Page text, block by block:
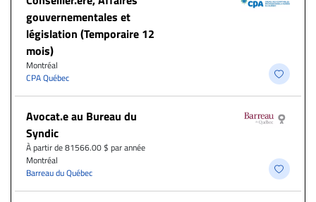
gouvernementales et
législation (Temporaire 12
mois)
Montréal
CPA Québec
Avocat.e au Bureau du
Syndic
À partir de 81566.00 $ par année
Montréal
Barreau du Québec